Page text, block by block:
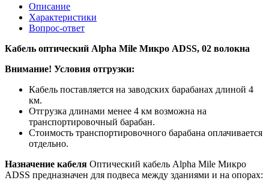
Описание
Характеристики
Вопрос-ответ
Кабель оптический Alpha Mile Микро ADSS, 02 волокна
Внимание! Условия отгрузки:
Кабель поставляется на заводских барабанах длиной 4
км.
Отгрузка длинами менее 4 км возможна на
транспортировочный барабан.
Стоимость транспортировочного барабана оплачивается
отдельно.
Назначение кабеля Оптический кабель Alpha Mile Микро
ADSS предназначен для подвеса между зданиями и на опорах: